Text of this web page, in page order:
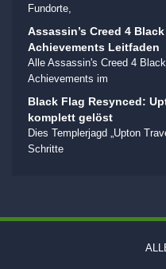
Fundorte,
Assassin’s Creed 4
Achievements Leitfaden
Alle Assassin's Creed 4
Achievements im
Black Flag Resynced:
komplett gelöst
Dies Templerjagd „Upton
Schritte